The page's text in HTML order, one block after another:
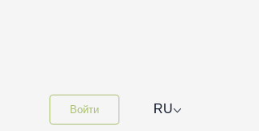
Войти RU⌵